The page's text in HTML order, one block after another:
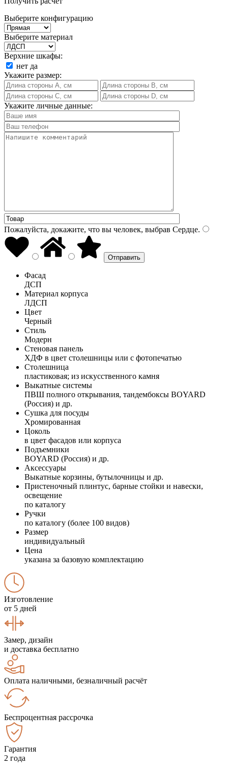
Выберите конфигурацию
Выберите материал
Верхние шкафы:
нет да
Укажите размер:
Укажите личные данные:
Пожалуйста, докажите, что вы человек, выбрав Сердце.
Фасад
ДСП
Материал корпуса
ЛДСП
Цвет
Черный
Стиль
Модерн
Стеновая панель
ХДФ в цвет столешницы или с фотопечатью
Столешница
пластиковая; из искусственного камня
Выкатные системы
ПВШ полного открывания, тандембоксы BOYARD
(Россия) и др.
Сушка для посуды
Хромированная
Цоколь
в цвет фасадов или корпуса
Подъемники
BOYARD (Россия) и др.
Аксессуары
Выкатные корзины, бутылочницы и др.
Пристеночный плинтус, барные стойки и навески,
освещение
по каталогу
Ручки
по каталогу (более 100 видов)
Размер
индивидуальный
Цена
указана за базовую комплектацию
Изготовление
от 5 дней
Замер, дизайн
и доставка бесплатно
Оплата наличными, безналичный расчёт
Беспроцентная рассрочка
Гарантия
2 года